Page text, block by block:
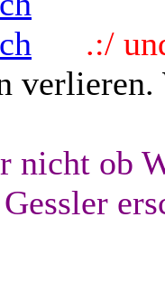
.:/
nicht ob